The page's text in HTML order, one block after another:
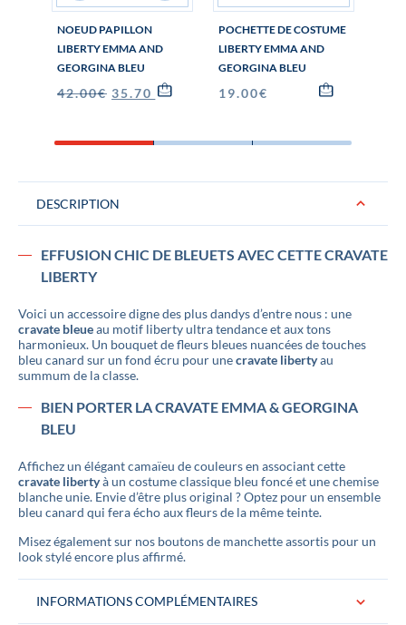
DESCRIPTION
EFFUSION CHIC DE BLEUETS AVEC CETTE CRAVATE
LIBERTY
Voici un accessoire digne des plus dandys d’entre nous : une
cravate bleueau motif liberty ultra tendance et aux tons
harmonieux. Un bouquet de fleurs bleues nuancées de touches
bleu canard sur un fond écru pour unecravate libertyau
summum de la classe.
BIEN PORTER LA CRAVATE EMMA & GEORGINA
BLEU
Affichez un élégant camaïeu de couleurs en associant cette
cravate libertyà un costume classique bleu foncé et une chemise
blanche unie. Envie d’être plus original ? Optez pour un ensemble
bleu canard qui fera écho aux fleurs de la même teinte.
Misez également sur nos boutons de manchette assortis pour un
look stylé encore plus affirmé.
INFORMATIONS COMPLÉMENTAIRES
NOEUD PAPILLON
LIBERTY EMMA AND
GEORGINA BLEU
42.00€ 35.70 €
POCHETTE DE COSTUME
LIBERTY EMMA AND
GEORGINA BLEU
19.00€